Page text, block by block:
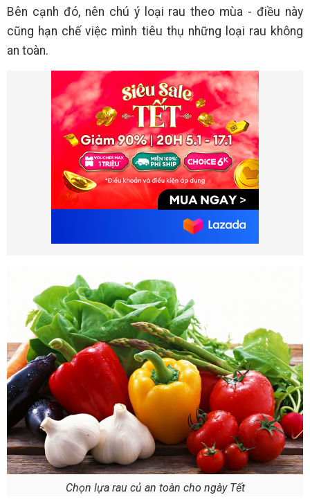
Bên cạnh đó, nên chú ý loại rau theo mùa - điều này
cũng hạn chế việc mình tiêu thụ những loại rau không
an toàn.
Chọn lựa rau củ an toàn cho ngày Tết